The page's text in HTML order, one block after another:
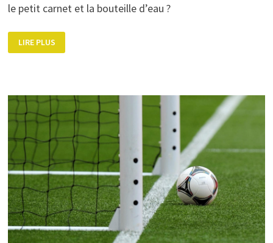
le petit carnet et la bouteille d’eau ?
UN
ENTRAÎNEUR
LIRE PLUS